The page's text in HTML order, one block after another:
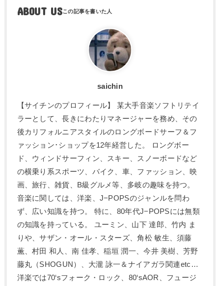
ABOUT US
saichin
【サイチンのプロフィール】 某大手音楽ソフトリテイ
ラーとして、長きにわたりマネージャーを務め、その
後カリフォルニアスタイルのロングボードサーフ＆フ
ァッション･ショップを12年経営した。 ロングボー
ド、ウィンドサーフィン、スキー、スノーボードなど
の横乗り系スポーツ、バイク、車、ファッション、映
画、旅行、雑貨、B級グルメ等、多岐の趣味を持つ。
音楽に関しては、洋楽、J−POPSのジャンルを問わ
ず、広い知識を持つ。 特に、80年代J−POPSには無類
の知識を持っている。 ユーミン、山下 達郎、竹内 ま
りや、サザン・オール・スターズ、角松 敏生、須藤
薫、村田 和人、南 佳孝、稲垣 潤一、今井 美樹、芳野
藤丸（SHOGUN）、大瀧 詠一＆ナイアガラ関連etc…
洋楽では70‘sフォーク・ロック、80‘sAOR、フュージ